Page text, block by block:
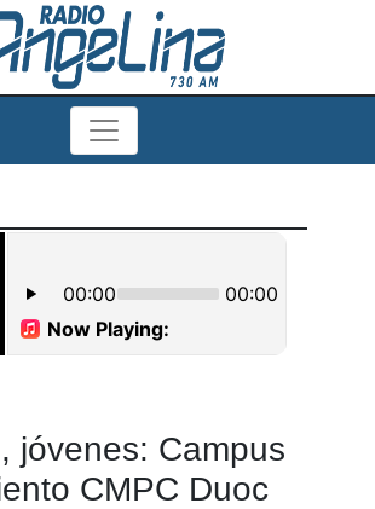
jóvenes: Campus
CMPC Duoc